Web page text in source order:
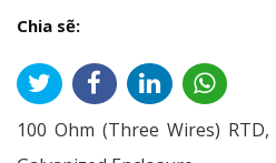
Chia sẽ:
100 Ohm (Three Wires)